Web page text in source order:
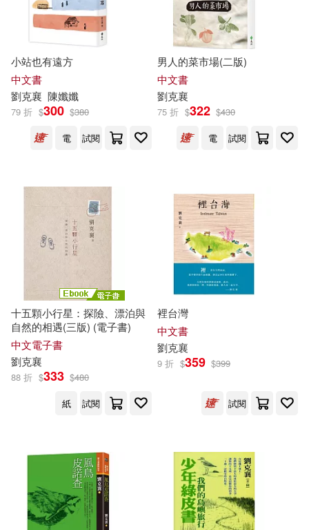
林建叡(1)
柯華葳(1) 梅爾維爾(1)
楊佳嫻(1)
洪致文，凌拂，沈振中，廖鴻基，
王岳聰(1)
郭育任，劉克襄，朱惠菁，陳文
翔，林柏壽(1)
鄭穎(1)
鍾文音 等著(1) 雷光夏(1)
鯨向海等(1) 黃尹青(1)
黃美秀(1) 黃麗群(1)
天下雜誌(1) 幼獅文化(1)
廣西師範大學出版社(1)
張老師文化(1)
愛播聽書FM(1)
文瀾資訊(1) 木馬文化(1)
海豚出版社(1)
經典雜誌出版社(1)
花蓮縣文化局(1)
財團法人公共電視文化事業基金會
其他 (可複選)
現在可購買商品(62)
作者/演唱/譯/編/繪(125)
價格
小站也有遠方
中文書
劉克襄 陳孅孅
79 折 $300 $380
電
試閱
男人的菜市場(二版)
中文書
劉克襄
75 折 $322 $430
電
試閱
十五顆小行星：探險、漂泊與
自然的相遇(三版) (電子書)
中文電子書
劉克襄
88 折 $333 $480
紙
試閱
裡台灣
中文書
劉克襄
9 折 $359 $399
試閱